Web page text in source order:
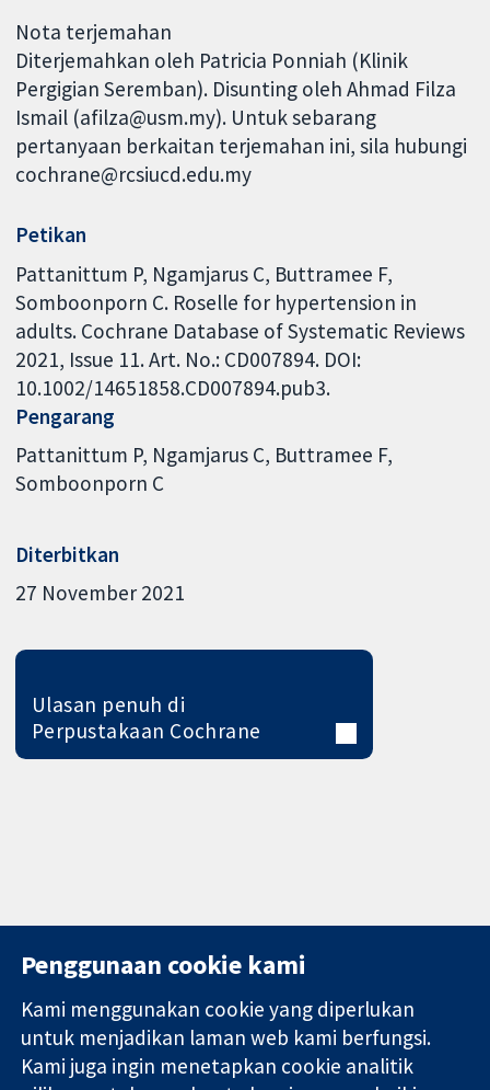
Nota terjemahan
Diterjemahkan oleh Patricia Ponniah (Klinik
Pergigian Seremban). Disunting oleh Ahmad Filza
Ismail (afilza@usm.my). Untuk sebarang
pertanyaan berkaitan terjemahan ini, sila hubungi
cochrane@rcsiucd.edu.my
Petikan
Pattanittum P, Ngamjarus C, Buttramee F,
Somboonporn C. Roselle for hypertension in
adults. Cochrane Database of Systematic Reviews
2021, Issue 11. Art. No.: CD007894. DOI:
10.1002/14651858.CD007894.pub3.
Pengarang
Pattanittum P Ngamjarus C Buttramee F
Somboonporn C
Diterbitkan
27 November 2021
Ulasan penuh di
Perpustakaan Cochrane
Bukti yang
11-13 Cavendish
Square
London
Hubungi kita
Berita
Pejabat
Penggunaan cookie kami
Kami menggunakan cookie yang diperlukan
untuk menjadikan laman web kami berfungsi.
Kami juga ingin menetapkan cookie analitik